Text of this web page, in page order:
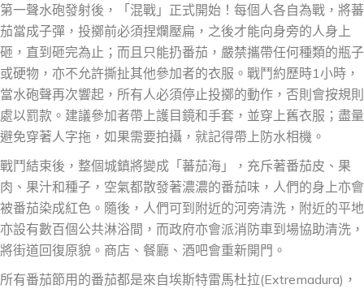
第一聲水砲發射後，「混戰」正式開始！每個人各自為戰，將蕃
茄當成子彈，投擲前必須捏爛壓扁，之後才能向身旁的人身上
砸，直到砸完為止；而且只能扔番茄，嚴禁攜帶任何種類的瓶子
或硬物，亦不允許撕扯其他參加者的衣服。戰鬥約歷時1小時，
當水砲聲再次響起，所有人必須停止投擲的動作，否則會按規則
處以罰款。建議參加者帶上護目鏡和手套，並穿上舊衣服；盡量
避免穿著人字拖，如果需要拍攝，就記得帶上防水相機。
戰鬥結束後，整個城鎮將變成「蕃茄海」，充斥著番茄皮、果
肉、果汁和種子，空氣都散發著濃濃的番茄味，人們的身上亦會
被番茄染成紅色。隨後，人們可到附近的河旁清洗，附近的平地
亦設有數百個公共淋浴間，而政府亦會派消防車到場協助清洗，
將街道回復原貌。商店、餐廳、酒吧會重新開門。
所有番茄節用的番茄都是來自埃斯特雷馬杜拉(Extremadura)，